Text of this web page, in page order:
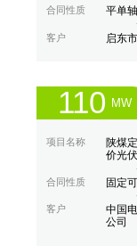
合同性质 平单
客户 启东
110 MW
项目名称
陕煤
价光
合同性质 固定
客户
中国
公司